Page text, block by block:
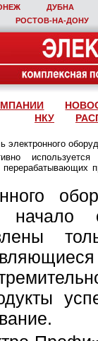
ДУБНА
РОСТОВ‑НА‑ДОНУ
НКУ
электронного